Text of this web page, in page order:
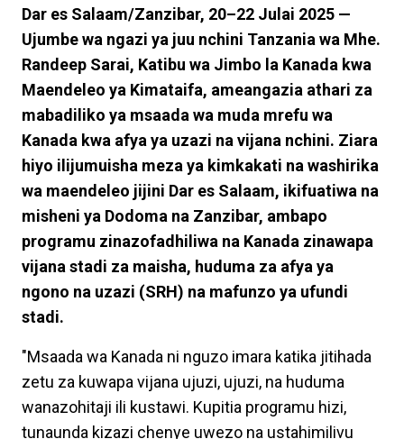
Dar es Salaam/Zanzibar, 20–22 Julai 2025 —
Ujumbe wa ngazi ya juu nchini Tanzania wa Mhe.
Randeep Sarai, Katibu wa Jimbo la Kanada kwa
Maendeleo ya Kimataifa, ameangazia athari za
mabadiliko ya msaada wa muda mrefu wa
Kanada kwa afya ya uzazi na vijana nchini. Ziara
hiyo ilijumuisha meza ya kimkakati na washirika
wa maendeleo jijini Dar es Salaam, ikifuatiwa na
misheni ya Dodoma na Zanzibar, ambapo
programu zinazofadhiliwa na Kanada zinawapa
vijana stadi za maisha, huduma za afya ya
ngono na uzazi (SRH) na mafunzo ya ufundi
stadi.
"Msaada wa Kanada ni nguzo imara katika jitihada
zetu za kuwapa vijana ujuzi, ujuzi, na huduma
wanazohitaji ili kustawi. Kupitia programu hizi,
tunaunda kizazi chenye uwezo na ustahimilivu